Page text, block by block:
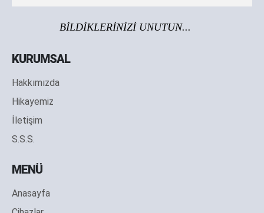
BİLDİKLERİNİZİ UNUTUN...
KURUMSAL
Hakkımızda
Hikayemiz
İletişim
S.S.S.
MENÜ
Anasayfa